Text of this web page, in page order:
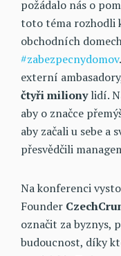
požádalo nás o
toto téma rozhodli
obchodních
#zabezpecnydomov
externí
čtyři milionylidí.
aby o značce
aby začali u sebe a
přesvědčili
Na konferenci
Founder
označit za byznys,
budoucnost, díky